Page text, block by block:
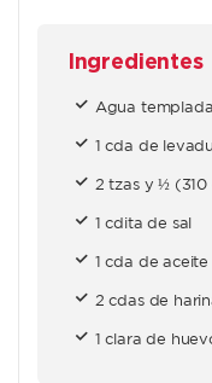
Ingredientes
Agua
1 cda de
2 tzas y ½
1 cdita de sal
1 cda de
2 cdas de
1 clara de